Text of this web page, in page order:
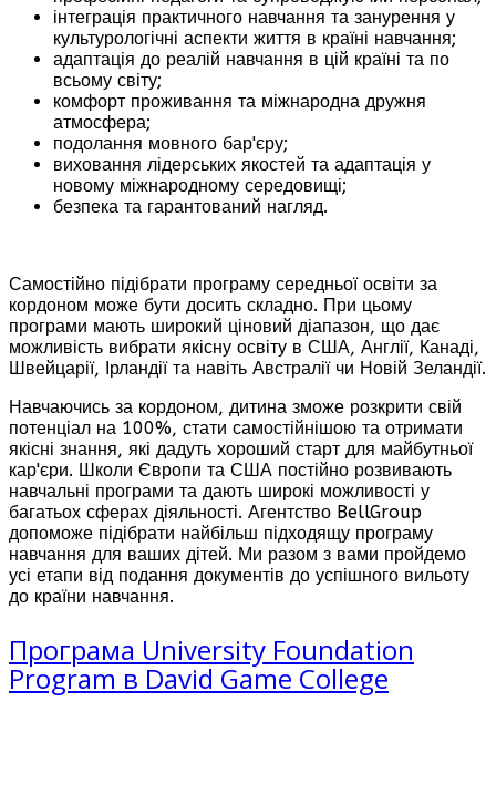
інтеграція практичного навчання та занурення у
культурологічні аспекти життя в країні навчання;
адаптація до реалій навчання в цій країні та по
всьому світу;
комфорт проживання та міжнародна дружня
атмосфера;
подолання мовного бар'єру;
виховання лідерських якостей та адаптація у
новому міжнародному середовищі;
безпека та гарантований нагляд.
Самостійно підібрати програму середньої освіти за
кордоном може бути досить складно. При цьому
програми мають широкий ціновий діапазон, що дає
можливість вибрати якісну освіту в США, Англії, Канаді,
Швейцарії, Ірландії та навіть Австралії чи Новій Зеландії.
Навчаючись за кордоном, дитина зможе розкрити свій
потенціал на 100%, стати самостійнішою та отримати
якісні знання, які дадуть хороший старт для майбутньої
кар'єри. Школи Європи та США постійно розвивають
навчальні програми та дають широкі можливості у
багатьох сферах діяльності. Агентство BellGroup
допоможе підібрати найбільш підходящу програму
навчання для ваших дітей. Ми разом з вами пройдемо
усі етапи від подання документів до успішного вильоту
до країни навчання.
Програма University Foundation
Program в David Game College